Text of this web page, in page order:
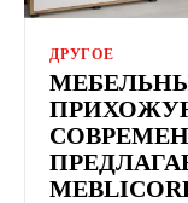
ДРУГОЕ